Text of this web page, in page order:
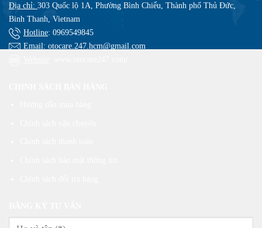
Địa chỉ: 303 Quốc lộ 1A, Phường Bình Chiểu, Thành phố Thủ Đức,
Binh Thanh, Vietnam
Hotline: 0969549845
Email: otocare.247.hcm@gmail.com